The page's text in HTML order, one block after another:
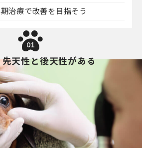
治療で改善を目指そう
01
天性と後天性がある